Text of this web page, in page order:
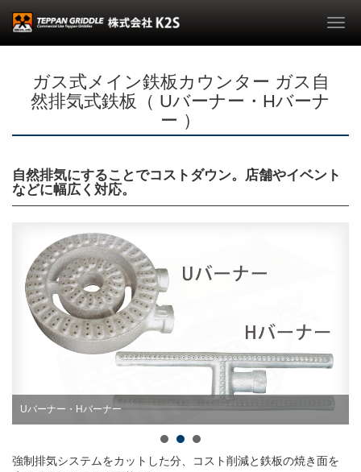
ガス式メイン鉄板カウンター ガス自
然排気式鉄板（ Uバーナー・Hバーナ
ー ）
自然排気にすることでコストダウン。店舗やイベント
などに幅広く対応。
Uバーナー・Hバーナー
強制排気システムをカットした分、コスト削減と鉄板の焼き面を